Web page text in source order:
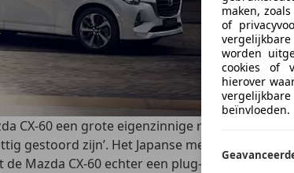
maken,
of
worden
cookies of
hierover
beïnvloeden.
CX-60 een grote eigenzinnige reus is
gestoord zijn’. Het Japanse merk heeft
Mazda CX-60 echter een plug-in hybride-